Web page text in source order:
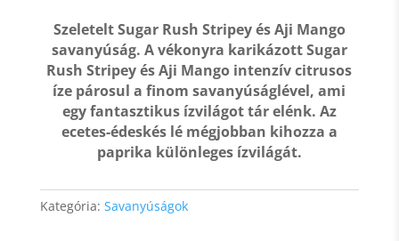
Szeletelt Sugar Rush Stripey és Aji Mango
savanyúság. A vékonyra karikázott Sugar
Rush Stripey és Aji Mango intenzív citrusos
íze párosul a finom savanyúságlével, ami
egy fantasztikus ízvilágot tár elénk. Az
ecetes-édeskés lé mégjobban kihozza a
paprika különleges ízvilágát.
Kategória: Savanyúságok